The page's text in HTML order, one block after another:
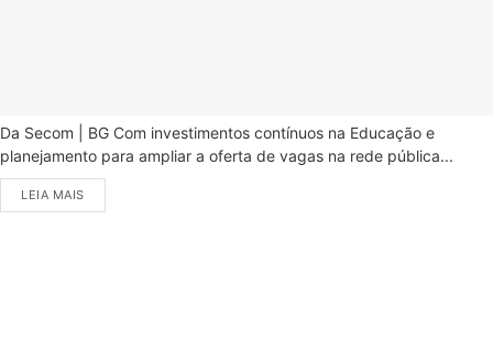
Da Secom | BG Com investimentos contínuos na Educação e
planejamento para ampliar a oferta de vagas na rede pública...
LEIA MAIS